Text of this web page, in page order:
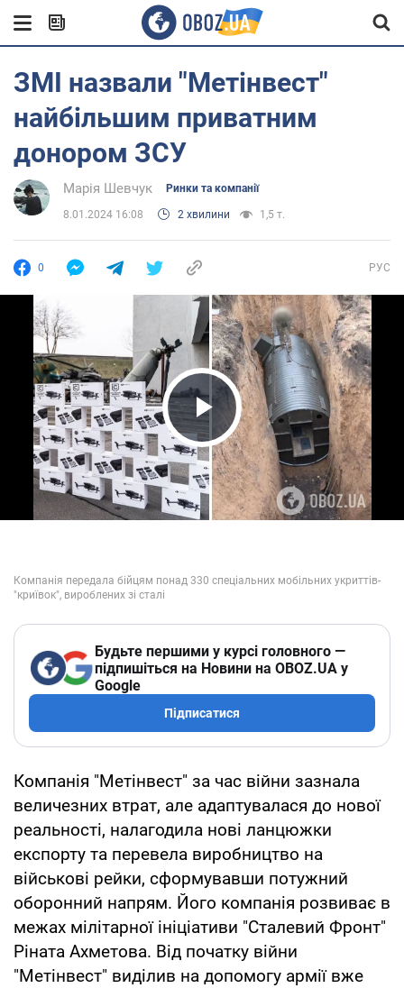
ЗМІ назвали "Метінвест"
найбільшим приватним
донором ЗСУ
Марія Шевчук Ринки та компанії
8.01.2024 16:08 2 хвилини 1,5 т.
0 РУС
Play Video
Будьте першими у курсі головного —
підпишіться на Новини на OBOZ.UA у
Google
Підписатися
Компанія "Метінвест" за час війни зазнала
величезних втрат, але адаптувалася до нової
реальності, налагодила нові ланцюжки
експорту та перевела виробництво на
військові рейки, сформувавши потужний
оборонний напрям. Його компанія розвиває в
межах мілітарної ініціативи "Сталевий Фронт"
Ріната Ахметова. Від початку війни
"Метінвест" виділив на допомогу армії вже